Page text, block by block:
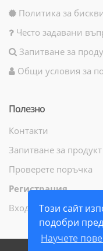
Този сайт
подобри
Научете
Политика за
Често задавани
Запитване за
Общи условия за
Полезно
Контакти
Запитване за продукт
Проверете поръчка
Регистрация
Вход